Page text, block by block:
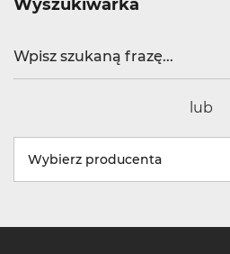
Wyszukiwarka
lub
Wybierz producenta